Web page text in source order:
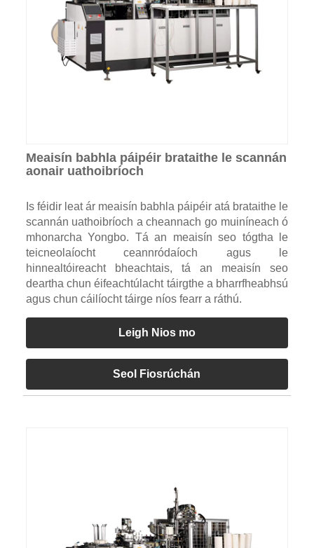
Meaisín babhla páipéir brataithe le scannán
aonair uathoibríoch
Is féidir leat ár meaisín babhla páipéir atá brataithe le
scannán uathoibríoch a cheannach go muiníneach ó
mhonarcha Yongbo. Tá an meaisín seo tógtha le
teicneolaíocht ceannródaíoch agus le
hinnealtóireacht bheachtais, tá an meaisín seo
deartha chun éifeachtúlacht táirgthe a bharrfheabhsú
agus chun cáilíocht táirge níos fearr a ráthú.
Leigh Nios mo
Seol Fiosrúchán